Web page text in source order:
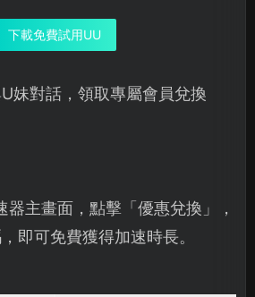
下載免費試用UU
妹對話，領取專屬會員兌換
器主畫面，點擊「優惠兌換」，
即可免費獲得加速時長。